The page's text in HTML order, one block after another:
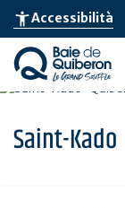
Skip
main
content
accessibility_newAccessibilità
Saint-Kado